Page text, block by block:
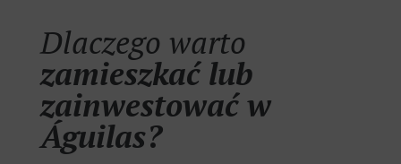
Dlaczego warto
zamieszkać lub
zainwestować w
Águilas?